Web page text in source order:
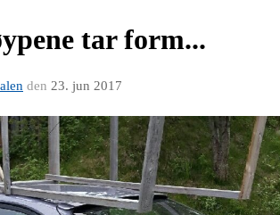
tar form...
den 23. jun 2017